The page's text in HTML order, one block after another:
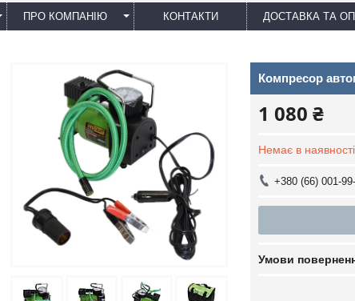
ПРО КОМПАНІЮ КОНТАКТИ ДОСТАВКА ТА
Компресор
1 080 ₴
Немає в наявності
+380 (66) 001-